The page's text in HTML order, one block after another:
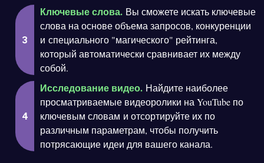
Ключевые слова. Вы сможете искать ключевые
слова на основе объема запросов, конкуренции
и специального "магического" рейтинга,
который автоматически сравнивает их между
собой.
Исследование видео. Найдите наиболее
просматриваемые видеоролики на YouTube по
ключевым словам и отсортируйте их по
различным параметрам, чтобы получить
потрясающие идеи для вашего канала.